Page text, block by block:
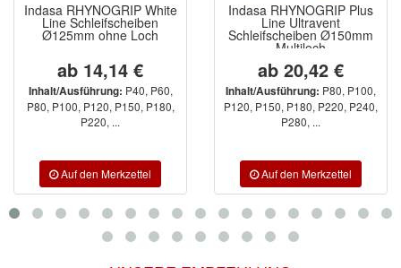
Indasa RHYNOGRIP White
Line Schleifscheiben
Ø125mm ohne Loch
ab 14,14 €
Inhalt/Ausführung: P40, P60,
P80, P100, P120, P150, P180,
P220, ...
Indasa RHYNOGRIP Plus
Line Ultravent
Schleifscheiben Ø150mm
Multiloch
ab 20,42 €
Inhalt/Ausführung: P80, P100,
P120, P150, P180, P220, P240,
P280, ...